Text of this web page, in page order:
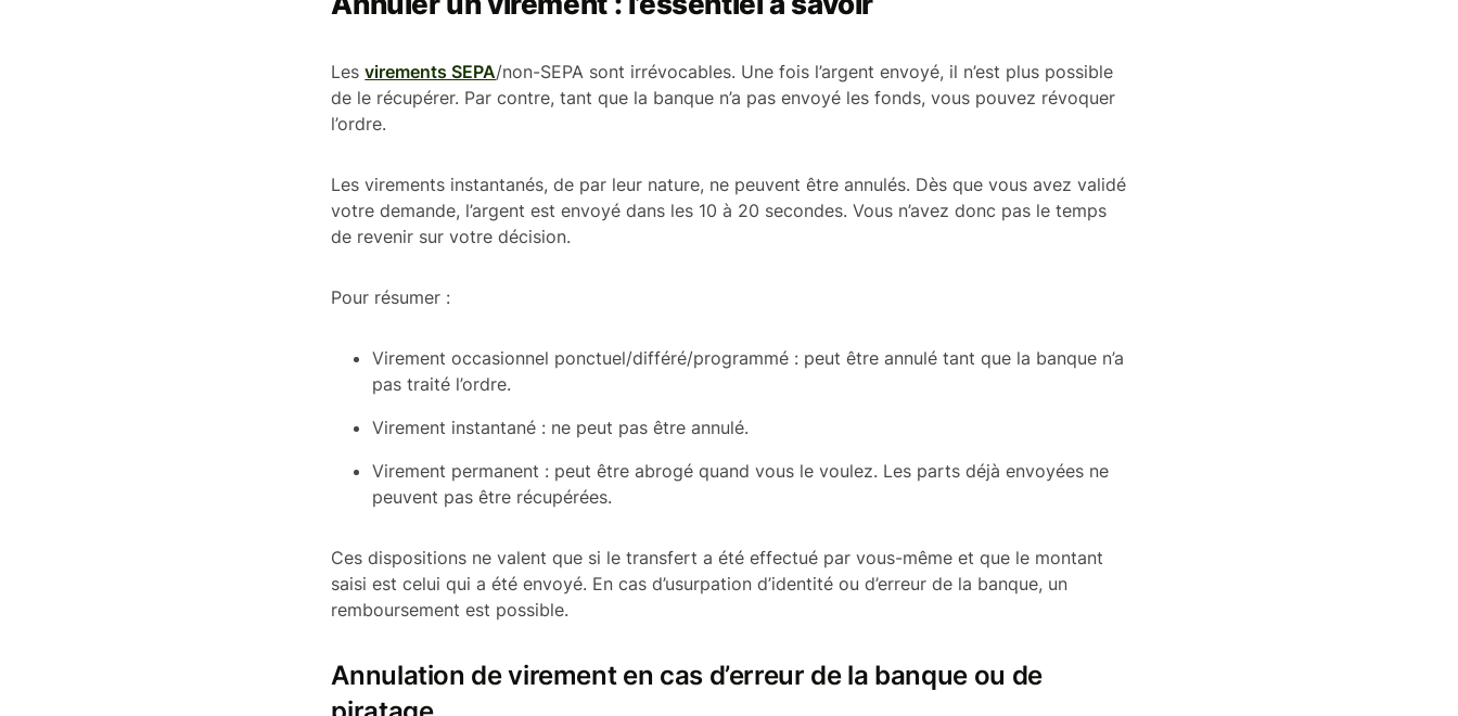
Lesvirements SEPA/non-SEPA sont irrévocables. Une fois l’argent envoyé, il n’est plus possible
de le récupérer. Par contre, tant que la banque n’a pas envoyé les fonds, vous pouvez révoquer
l’ordre.
Les virements instantanés, de par leur nature, ne peuvent être annulés. Dès que vous avez validé
votre demande, l’argent est envoyé dans les 10 à 20 secondes. Vous n’avez donc pas le temps
de revenir sur votre décision.
Pour résumer :
Virement occasionnel ponctuel/différé/programmé : peut être annulé tant que la banque n’a
pas traité l’ordre.
Virement instantané : ne peut pas être annulé.
Virement permanent : peut être abrogé quand vous le voulez. Les parts déjà envoyées ne
peuvent pas être récupérées.
Ces dispositions ne valent que si le transfert a été effectué par vous-même et que le montant
saisi est celui qui a été envoyé. En cas d’usurpation d’identité ou d’erreur de la banque, un
remboursement est possible.
Annulation de virement en cas d’erreur de la banque ou de